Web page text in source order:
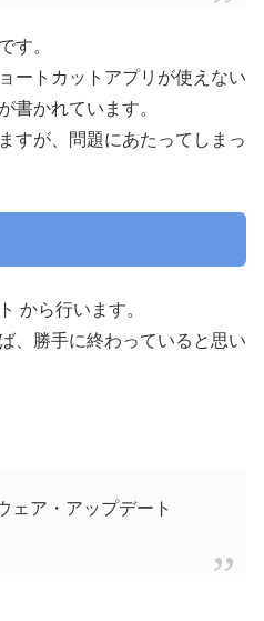
す。
ートカットアプリが使えない
書かれています。
すが、問題にあたってしまっ
から行います。
、勝手に終わっていると思い
ア・アップデート